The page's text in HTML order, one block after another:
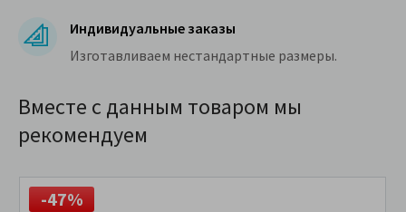
Индивидуальные заказы
Изготавливаем нестандартные размеры.
Вместе с данным товаром мы
рекомендуем
-47%